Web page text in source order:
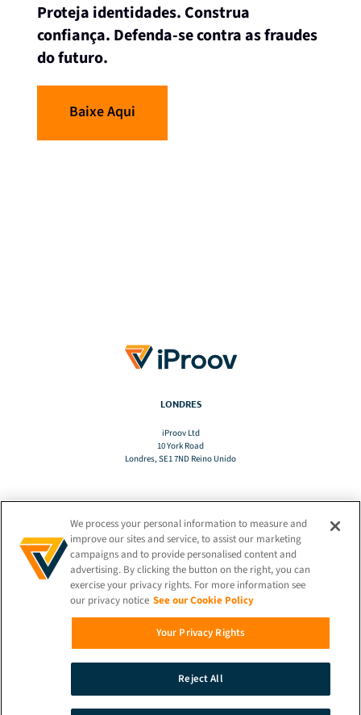
Proteja identidades. Construa
confiança. Defenda-se contra as fraudes
do futuro.
Baixe Aqui
LONDRES
iProov Ltd
10 York Road
Londres, SE1 7ND Reino Unido
TRADUZIR
PT-BR
FIQUE CONECTADO!
We process your personal information to measure and
improve our sites and service, to assist our marketing
campaigns and to provide personalised content and
advertising. By clicking the button on the right, you can
exercise your privacy rights. For more information see
our privacy notice See our Cookie Policy
Your Privacy Rights
Reject All